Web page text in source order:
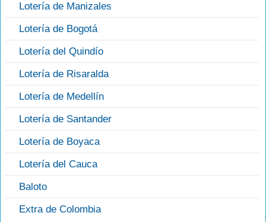
Lotería de Manizales
Lotería de Bogotá
Lotería del Quindío
Lotería de Risaralda
Lotería de Medellín
Lotería de Santander
Lotería de Boyaca
Lotería del Cauca
Baloto
Extra de Colombia